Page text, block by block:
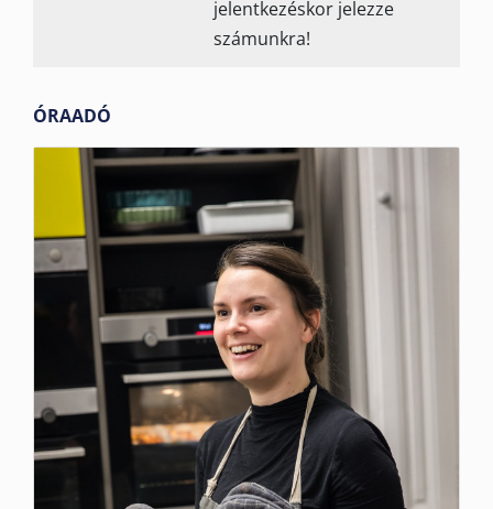
jelentkezéskor jelezze
számunkra!
ÓRAADÓ